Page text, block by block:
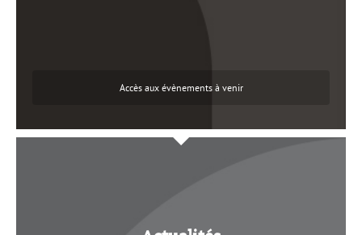
Accès aux évènements à venir
La Dica vous informe